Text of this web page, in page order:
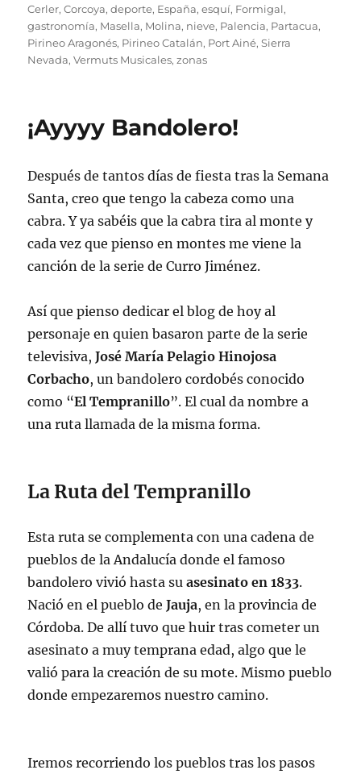
Cerler,Corcoya,deporte, España,esquí, Formigal,
gastronomía, Masella, Molina, nieve, Palencia, Partacua,
Pirineo Aragonés, Pirineo Catalán, Port Ainé,Sierra
Nevada,Vermuts Musicales,zonas
¡Ayyyy Bandolero!
Después de tantos días de fiesta tras la Semana
Santa, creo que tengo la cabeza como una
cabra. Y ya sabéis que la cabra tira al monte y
cada vez que pienso en montes me viene la
canción de la serie de Curro Jiménez.
Así que pienso dedicar el blog de hoy al
personaje en quien basaron parte de la serie
televisiva,José María Pelagio Hinojosa
Corbacho, un bandolero cordobés conocido
como “El Tempranillo”. El cual da nombre a
una ruta llamada de la misma forma.
La Ruta del Tempranillo
Esta ruta se complementa con una cadena de
pueblos de la Andalucía donde el famoso
bandolero vivió hasta suasesinato en 1833.
Nació en el pueblo deJauja, en la provincia de
Córdoba. De allí tuvo que huir tras cometer un
asesinato a muy temprana edad, algo que le
valió para la creación de su mote. Mismo pueblo
donde empezaremos nuestro camino.
Iremos recorriendo los pueblos tras los pasos